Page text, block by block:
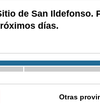
de San Ildefonso.
días.
Otras